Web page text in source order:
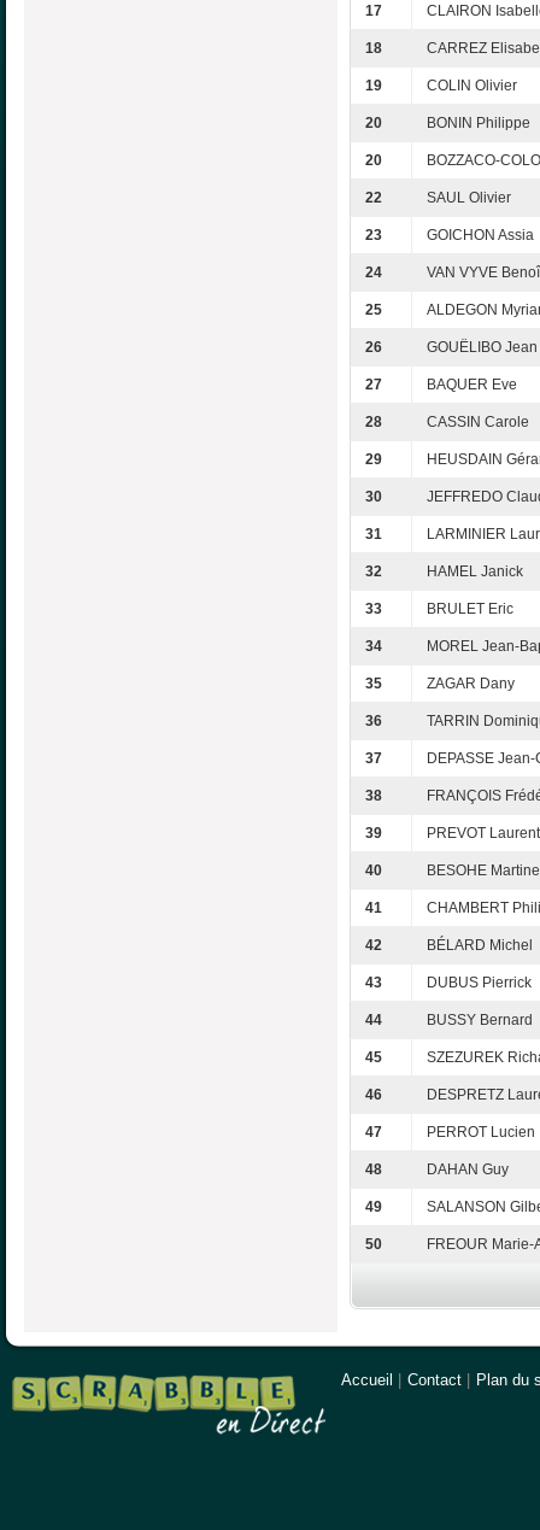
17 CLAIRON
18 CARREZ
19 COLIN Olivier
20 BONIN Philippe
20 BOZZACO-
22 SAUL Olivier
23 GOICHON Assia
24 VAN VYVE
25 ALDEGON
26 GOUËLIBO Jean
27 BAQUER Eve
28 CASSIN Carole
29 HEUSDAIN
30 JEFFREDO
31 LARMINIER
32 HAMEL Janick
33 BRULET Eric
34 MOREL Jean-
35 ZAGAR Dany
36 TARRIN
37 DEPASSE
38 FRANÇOIS
39 PREVOT Laurent
40 BESOHE Martine
41 CHAMBERT
42 BÉLARD Michel
43 DUBUS Pierrick
44 BUSSY Bernard
45 SZEZUREK
46 DESPRETZ
47 PERROT Lucien
48 DAHAN Guy
49 SALANSON
50 FREOUR Marie-
Accueil Contact Plan du